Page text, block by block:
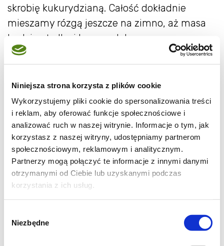
Niniejsza strona korzysta z plików cookie
Wykorzystujemy pliki cookie do spersonalizowania treści
i reklam, aby oferować funkcje społecznościowe i
analizować ruch w naszej witrynie. Informacje o tym, jak
korzystasz z naszej witryny, udostępniamy partnerom
społecznościowym, reklamowym i analitycznym.
Partnerzy mogą połączyć te informacje z innymi danymi
otrzymanymi od Ciebie lub uzyskanymi podczas
korzystania z ich usług.
zgody
Niezbędne
skrobię kukurydzianą. Całość dokładnie
mieszamy rózgą jeszcze na zimno, aż masa
będzie gładka i bez grudek.
Rondelek stawiamy na małym lub średnim
rózgą. Krem powinien spokojnie zgęstnieć do
konsystencji gęstego budyniu. Nie
zostawiamy go bez mieszania i nie gotujemy
gwałtownie.
Kiedy krem wyraźnie zgęstnieje,
podgrzewamy go jeszcze krótką chwilę na
małym ogniu, nadal mieszając, żeby skrobia
rondelek z palnika.